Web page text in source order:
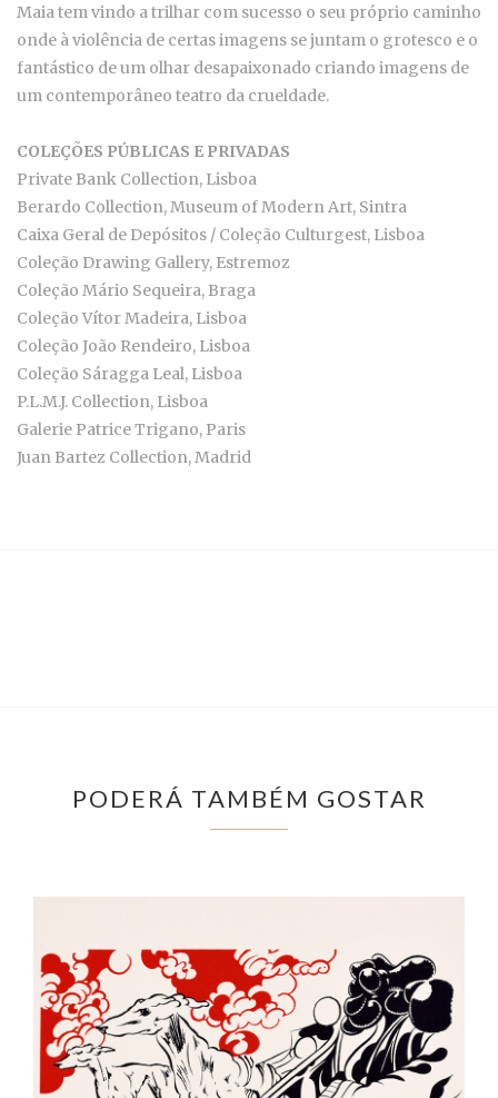
Maia tem vindo a trilhar com sucesso o seu próprio caminho
onde à violência de certas imagens se juntam o grotesco e o
fantástico de um olhar desapaixonado criando imagens de
um contemporâneo teatro da crueldade.
COLEÇÕES PÚBLICAS E PRIVADAS
Private Bank Collection, Lisboa
Berardo Collection, Museum of Modern Art, Sintra
Caixa Geral de Depósitos / Coleção Culturgest, Lisboa
Coleção Drawing Gallery, Estremoz
Coleção Mário Sequeira, Braga
Coleção Vítor Madeira, Lisboa
Coleção João Rendeiro, Lisboa
Coleção Sáragga Leal, Lisboa
P.L.M.J. Collection, Lisboa
Galerie Patrice Trigano, Paris
Juan Bartez Collection, Madrid
PODERÁ TAMBÉM GOSTAR